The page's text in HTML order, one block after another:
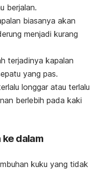
berjalan.
biasanya akan
menjadi kurang
terjadinya kapalan
yang pas.
longgar atau terlalu
berlebih pada kaki
ke dalam
kuku yang tidak